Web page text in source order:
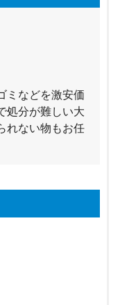
ミなどを激安価
処分が難しい大
れない物もお任